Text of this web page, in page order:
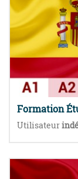
Formation
Utilisateur